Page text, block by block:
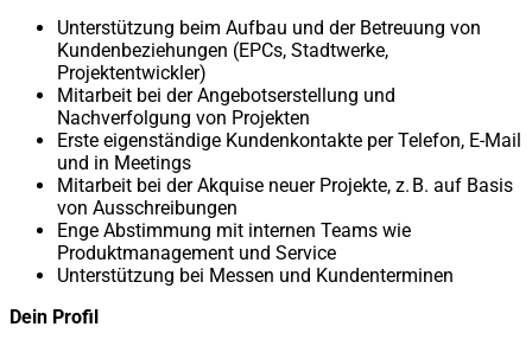
Unterstützung beim Aufbau und der Betreuung von
Kundenbeziehungen (EPCs, Stadtwerke,
Projektentwickler)
Mitarbeit bei der Angebotserstellung und
Nachverfolgung von Projekten
Erste eigenständige Kundenkontakte per Telefon, E-Mail
und in Meetings
Mitarbeit bei der Akquise neuer Projekte, z. B. auf Basis
von Ausschreibungen
Enge Abstimmung mit internen Teams wie
Produktmanagement und Service
Unterstützung bei Messen und Kundenterminen
Dein Profil